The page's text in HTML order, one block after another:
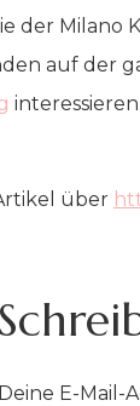
der
auf der
über
Deine E-Mail-